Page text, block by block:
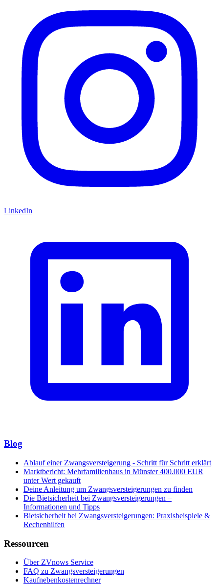
LinkedIn
Blog
Ablauf einer Zwangsversteigerung - Schritt für Schritt erklärt
Marktbericht: Mehrfamilienhaus in Münster 400.000 EUR
unter Wert gekauft
Deine Anleitung um Zwangsversteigerungen zu finden
Die Bietsicherheit bei Zwangsversteigerungen –
Informationen und Tipps
Bietsicherheit bei Zwangsversteigerungen: Praxisbeispiele &
Rechenhilfen
Ressourcen
Über ZVnows Service
FAQ zu Zwangsversteigerungen
Kaufnebenkostenrechner